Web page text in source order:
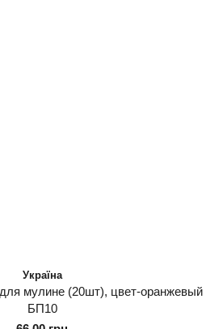
Україна
мулине (20шт), цвет-оранжевый
БП10